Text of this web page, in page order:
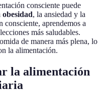
consciente puede
obesidad, la ansiedad y la
aprendemos a
más saludables.
de manera más plena, lo
la alimentación.
la alimentación